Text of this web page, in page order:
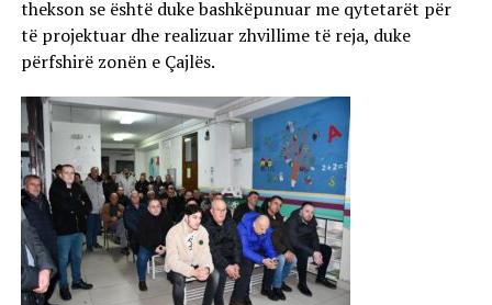
thekson se është duke bashkëpunuar me qytetarët për
të projektuar dhe realizuar zhvillime të reja, duke
përfshirë zonën e Çajlës.